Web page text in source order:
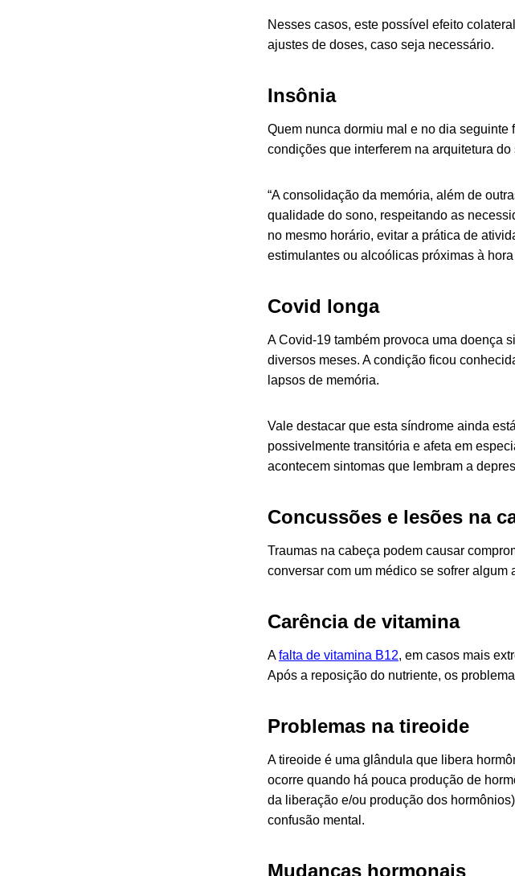
Nesses casos, este possível efeito
ajustes de doses, caso seja necessário.
Insônia
Quem nunca dormiu mal e no dia
condições que interferem na arquitetura
“A consolidação da memória, além de
qualidade do sono, respeitando as
no mesmo horário, evitar a prática de
estimulantes ou alcoólicas próximas à
Covid longa
ACovid-19também provoca uma doença
diversos meses. A condição ficou
lapsos de memória.
Vale destacar que esta síndrome ainda
possivelmente transitória e afeta em
acontecem sintomas que lembram a
Concussões e lesões na
Traumas na cabeça podem causar
conversar com um médico se sofrer
Carência de vitamina
Afalta de vitamina B12, em casos mais
Após a reposição do nutriente, os
Problemas na tireoide
A tireoide é uma glândula que libera
ocorre quando há pouca produção de
da liberação e/ou produção dos
confusão mental.
Mudanças hormonais